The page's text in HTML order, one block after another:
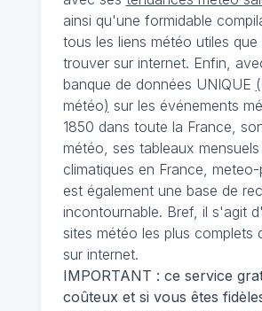
ainsi qu'une formidable
tous les liens météo utiles
trouver sur internet. Enfin,
banque de données UNIQUE (
météo) sur les événements
1850 dans toute la France,
météo, ses tableaux
climatiques en France,
est également une base de
incontournable. Bref, il s'agit
sites météo les plus complets
sur internet.
IMPORTANT : ce service
coûteux et si vous êtes